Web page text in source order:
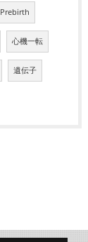
Prebirth
心機一転
遺伝子